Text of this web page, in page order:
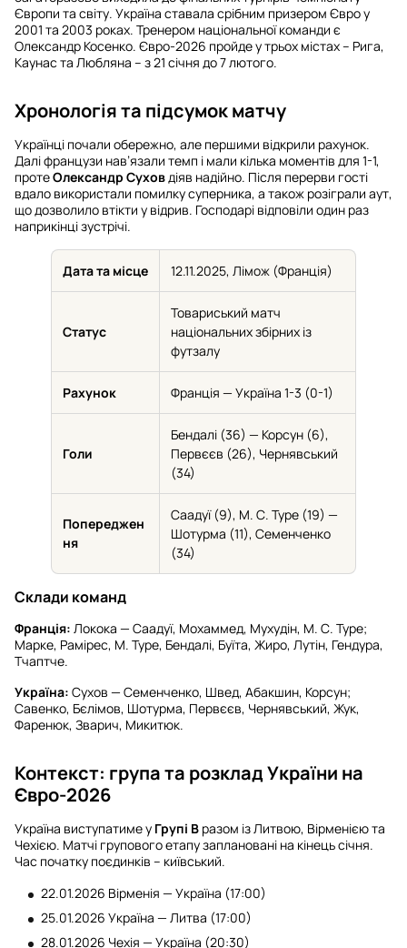
Європи та світу. Україна ставала срібним призером Євро у
2001 та 2003 роках. Тренером національної команди є
Олександр Косенко. Євро-2026 пройде у трьох містах – Рига,
Каунас та Любляна – з 21 січня до 7 лютого.
Хронологія та підсумок матчу
Українці почали обережно, але першими відкрили рахунок.
Далі французи нав’язали темп і мали кілька моментів для 1-1,
протеОлександр Сухов діяв надійно. Після перерви гості
вдало використали помилку суперника, а також розіграли аут,
що дозволило втікти у відрив. Господарі відповіли один раз
наприкінці зустрічі.
Дата та місце 12.11.2025, Лімож (Франція)
Статус
Товариський матч
національних збірних із
футзалу
Рахунок Франція — Україна 1-3 (0-1)
Голи
Бендалі (36) — Корсун (6),
Первєєв (26), Чернявський
(34)
Попереджен
ня
Саадуї (9), М. С. Туре (19) —
Шотурма (11), Семенченко
(34)
Склади команд
Франція: Локока — Саадуї, Мохаммед, Мухудін, М. С. Туре;
Марке, Рамірес, М. Туре, Бендалі, Буїта, Жиро, Лутін, Гендура,
Тчаптче.
Україна: Сухов — Семенченко, Швед, Абакшин, Корсун;
Савенко, Бєлімов, Шотурма, Первєєв, Чернявський, Жук,
Фаренюк, Зварич, Микитюк.
Контекст: група та розклад України на
Євро-2026
Україна виступатиме у Групі В разом із Литвою, Вірменією та
Чехією. Матчі групового етапу заплановані на кінець січня.
Час початку поєдинків – київський.
22.01.2026 Вірменія — Україна (17:00)
25.01.2026 Україна — Литва (17:00)
28.01.2026 Чехія — Україна (20:30)